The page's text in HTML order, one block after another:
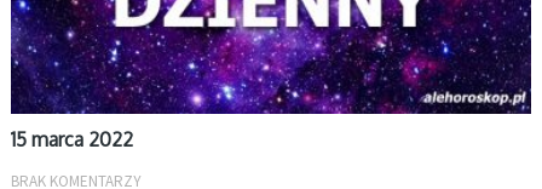
15 marca 2022
BRAK KOMENTARZY